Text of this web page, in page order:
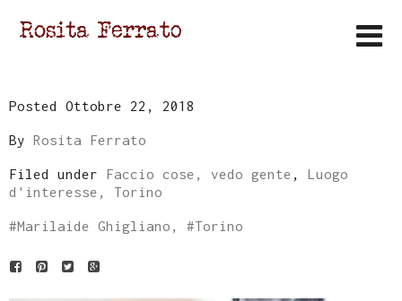
Posted Ottobre 22, 2018
By Rosita Ferrato
Filed under Faccio cose, vedo gente , Luogo
d'interesse, Torino
#Marilaide Ghigliano , #Torino